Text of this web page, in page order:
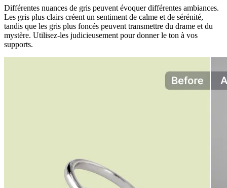
Différentes nuances de gris peuvent évoquer différentes ambiances.
Les gris plus clairs créent un sentiment de calme et de sérénité,
tandis que les gris plus foncés peuvent transmettre du drame et du
mystère. Utilisez-les judicieusement pour donner le ton à vos
supports.